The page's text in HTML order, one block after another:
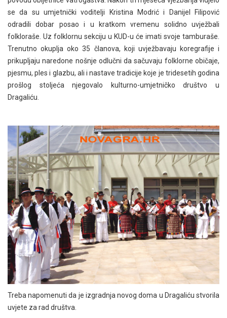
se da su umjetnički voditelji Kristina Modrić i Danijel Filipović
odradili dobar posao i u kratkom vremenu solidno uvježbali
folkloraše. Uz folklornu sekciju u KUD-u će imati svoje tamburaše.
Trenutno okuplja oko 35 članova, koji uvježbavaju koregrafije i
prikupljaju naredone nošnje odlučni da sačuvaju folklorne običaje,
pjesmu, ples i glazbu, ali i nastave tradicije koje je tridesetih godina
prošlog stoljeća njegovalo kulturno-umjetničko društvo u
Dragaliću.
Treba napomenuti da je izgradnja novog doma u Dragaliću stvorila
uvjete za rad društva.